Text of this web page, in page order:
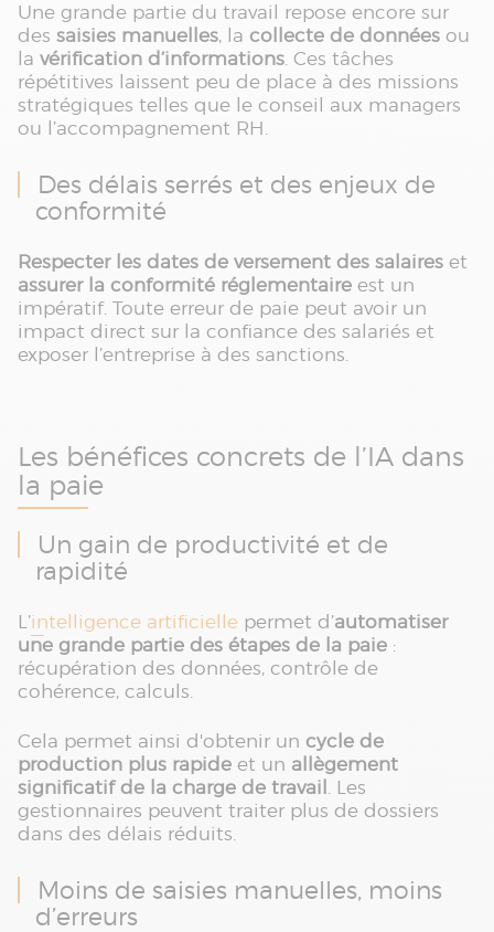
Une grande partie du travail repose encore sur
des saisies manuelles, la collecte de données ou
la vérification d’informations. Ces tâches
répétitives laissent peu de place à des missions
stratégiques telles que le conseil aux managers
ou l’accompagnement RH.
Des délais serrés et des enjeux de
conformité
Respecter les dates de versement des salaires et
assurer la conformité réglementaire est un
impératif. Toute erreur de paie peut avoir un
impact direct sur la confiance des salariés et
exposer l’entreprise à des sanctions.
Les bénéfices concrets de l’IA dans
la paie
Un gain de productivité et de
rapidité
L’intelligence artificielle permet d’automatiser
une grande partie des étapes de la paie :
récupération des données, contrôle de
cohérence, calculs.
Cela permet ainsi d'obtenir un cycle de
production plus rapide et un allègement
significatif de la charge de travail . Les
gestionnaires peuvent traiter plus de dossiers
dans des délais réduits.
Moins de saisies manuelles, moins
d’erreurs